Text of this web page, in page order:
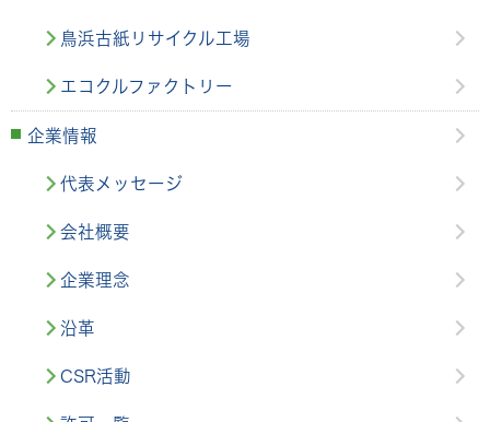
鳥浜古紙リサイクル工場
エコクルファクトリー
企業情報
代表メッセージ
会社概要
企業理念
沿革
CSR活動